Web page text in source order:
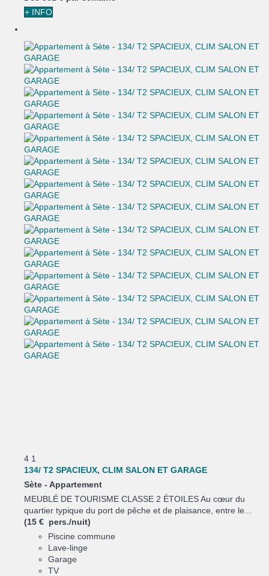
+ INFO
4 1
134/ T2 SPACIEUX, CLIM SALON ET GARAGE
Sète - Appartement
MEUBLÉ DE TOURISME CLASSE 2 ÉTOILES Au cœur du
quartier typique du port de pêche et de plaisance, entre le...
(15 € pers./nuit)
Piscine commune
Lave-linge
Garage
TV